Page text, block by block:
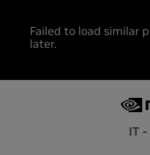
Failed to load similar
later.
IT